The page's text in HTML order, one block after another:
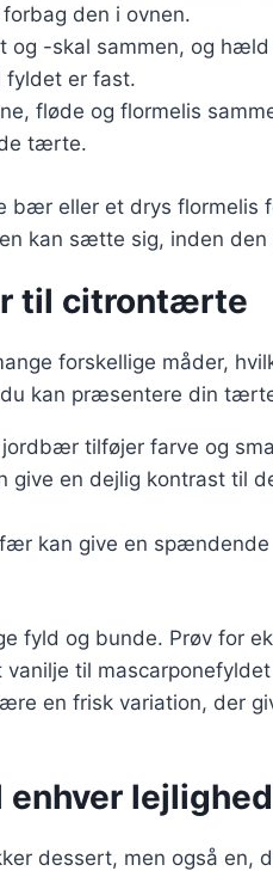
den i ovnen.
og -skal sammen, og
er fast.
fløde og flormelis
tærte.
bær eller et drys flormelis
kan sætte sig, inden den
til citrontærte
forskellige måder,
kan præsentere din
tilføjer farve og
give en dejlig kontrast til
kan give en spændende
fyld og bunde. Prøv for
til
en frisk variation, der
lejlighed
dessert, men også en,